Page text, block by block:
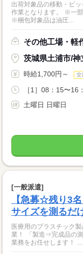
出荷対象品の移動・ピ
作業となります。 ※一部
※梱包対象品は油圧...
その他工場・軽
茨城県土浦市/神
時給1,700円～ 交
［1］08：15〜16
土曜日 日曜日
[一般派遣]
【急募☆残り3
サイズを測るだ
医療用のプラスチック
業！ 「製造⇒完成品の
業務をお任せします！ ...